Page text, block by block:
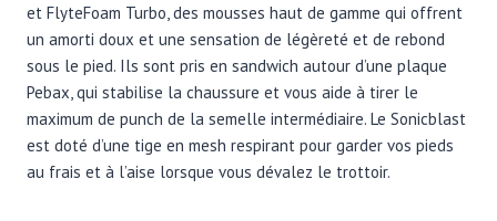
et FlyteFoam Turbo, des mousses haut de gamme qui offrent
un amorti doux et une sensation de légèreté et de rebond
sous le pied. Ils sont pris en sandwich autour d’une plaque
Pebax, qui stabilise la chaussure et vous aide à tirer le
maximum de punch de la semelle intermédiaire. Le Sonicblast
est doté d’une tige en mesh respirant pour garder vos pieds
au frais et à l’aise lorsque vous dévalez le trottoir.